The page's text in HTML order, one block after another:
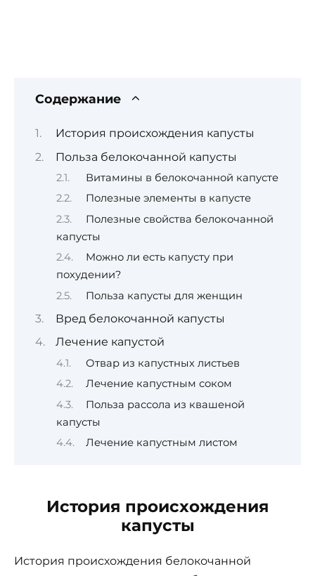
Содержание
История происхождения капусты
Польза белокочанной капусты
Витамины в белокочанной капусте
Полезные элементы в капусте
Полезные свойства белокочанной
капусты
Можно ли есть капусту при
похудении?
Польза капусты для женщин
Вред белокочанной капусты
Лечение капустой
Отвар из капустных листьев
Лечение капустным соком
Польза рассола из квашеной
капусты
Лечение капустным листом
История происхождения
капусты
История происхождения белокочанной